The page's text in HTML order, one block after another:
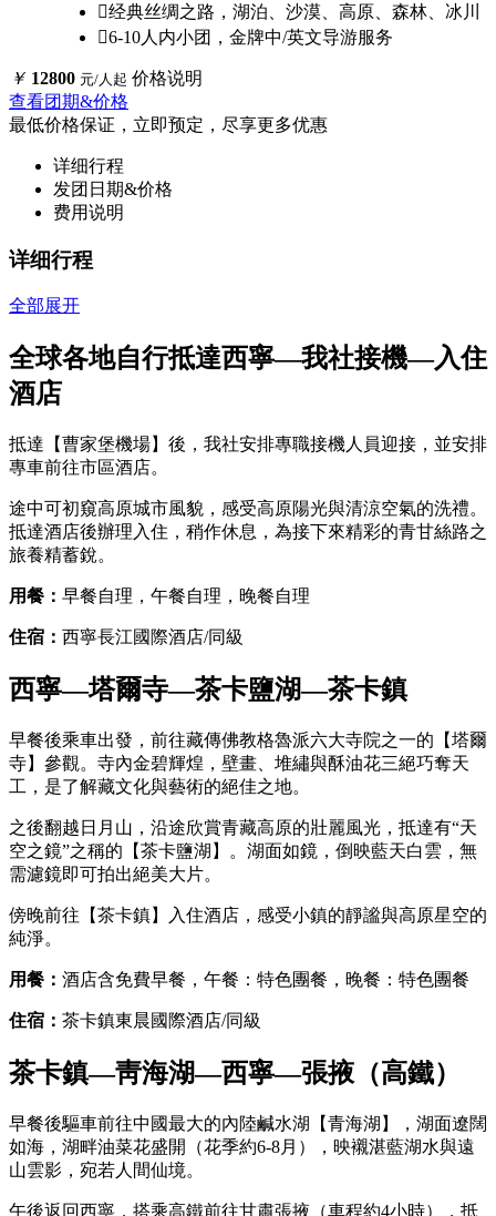
经典丝绸之路，湖泊、沙漠、高原、森林、冰川
6-10人内小团，金牌中/英文导游服务
￥ 12800 元/人起 价格说明
查看团期&价格
最低价格保证，立即预定，尽享更多优惠
详细行程
发团日期&价格
费用说明
详细行程
全部展开
全球各地自行抵達西寧—我社接機—入住
酒店
抵達【曹家堡機場】後，我社安排專職接機人員迎接，並安排
專車前往市區酒店。
途中可初窺高原城市風貌，感受高原陽光與清涼空氣的洗禮。
抵達酒店後辦理入住，稍作休息，為接下來精彩的青甘絲路之
旅養精蓄銳。
用餐： 早餐自理，午餐自理，晚餐自理
住宿： 西寧長江國際酒店/同級
西寧—塔爾寺—茶卡鹽湖—茶卡鎮
早餐後乘車出發，前往藏傳佛教格魯派六大寺院之一的【塔爾
寺】參觀。寺內金碧輝煌，壁畫、堆繡與酥油花三絕巧奪天
工，是了解藏文化與藝術的絕佳之地。
之後翻越日月山，沿途欣賞青藏高原的壯麗風光，抵達有“天
空之鏡”之稱的【茶卡鹽湖】。湖面如鏡，倒映藍天白雲，無
需濾鏡即可拍出絕美大片。
傍晚前往【茶卡鎮】入住酒店，感受小鎮的靜謐與高原星空的
純淨。
用餐： 酒店含免費早餐，午餐：特色團餐，晚餐：特色團餐
住宿： 茶卡鎮東晨國際酒店/同級
茶卡鎮—靑海湖—西寧—張掖（高鐵）
早餐後驅車前往中國最大的內陸鹹水湖【青海湖】，湖面遼闊
如海，湖畔油菜花盛開（花季約6-8月），映襯湛藍湖水與遠
山雲影，宛若人間仙境。
午後返回西寧，搭乘高鐵前往甘肅張掖（車程約4小時），抵